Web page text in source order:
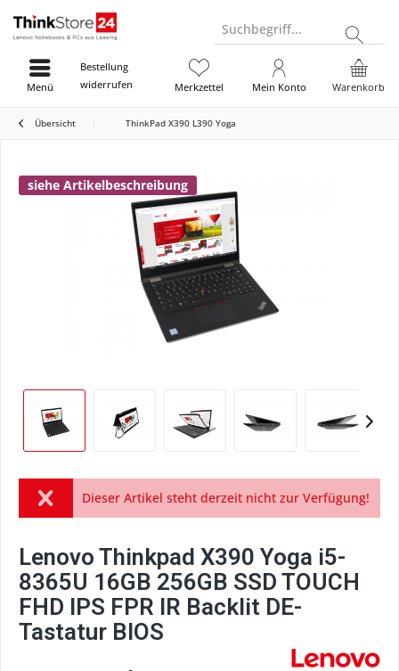
Suchbegriff...
Bestellung
widerrufen
Warenkorb
Merkzettel Mein Konto
Menü
Übersicht ThinkPad X390 L390 Yoga
siehe Artikelbeschreibung
Dieser Artikel steht derzeit nicht zur Verfügung!
Lenovo Thinkpad X390 Yoga i5-
8365U 16GB 256GB SSD TOUCH
FHD IPS FPR IR Backlit DE-
Tastatur BIOS